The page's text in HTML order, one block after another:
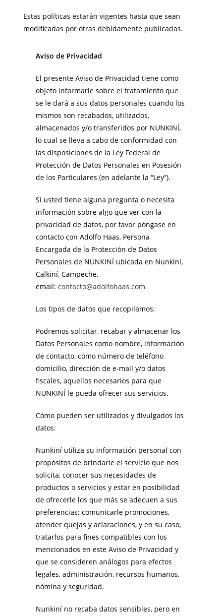
Estas políticas estarán vigentes hasta que sean
modificadas por otras debidamente publicadas.
Aviso de Privacidad
El presente Aviso de Privacidad tiene como
objeto informarle sobre el tratamiento que
se le dará a sus datos personales cuando los
mismos son recabados, utilizados,
almacenados y/o transferidos por NUNKINÍ,
lo cual se lleva a cabo de conformidad con
las disposiciones de la Ley Federal de
Protección de Datos Personales en Posesión
de los Particulares (en adelante la “Ley”).
Si usted tiene alguna pregunta o necesita
información sobre algo que ver con la
privacidad de datos, por favor póngase en
contacto con Adolfo Haas, Persona
Encargada de la Protección de Datos
Personales de NUNKINÍ ubicada en Nunkiní,
Calkiní, Campeche,
email:contacto@adolfohaas.com
Los tipos de datos que recopilamos:
Podremos solicitar, recabar y almacenar los
Datos Personales como nombre, información
de contacto, como número de teléfono
domicilio, dirección de e-mail y/o datos
fiscales, aquellos necesarios para que
NUNKINÍ le pueda ofrecer sus servicios.
Cómo pueden ser utilizados y divulgados los
datos:
Nunkiní utiliza su información personal con
propósitos de brindarle el servicio que nos
solicita, conocer sus necesidades de
productos o servicios y estar en posibilidad
de ofrecerle los que más se adecuen a sus
preferencias; comunicarle promociones,
atender quejas y aclaraciones, y en su caso,
tratarlos para fines compatibles con los
mencionados en este Aviso de Privacidad y
que se consideren análogos para efectos
legales, administración, recursos humanos,
nómina y seguridad.
Nunkiní no recaba datos sensibles, pero en